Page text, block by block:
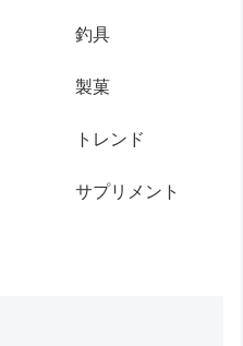
釣具
製菓
トレンド
サプリメント